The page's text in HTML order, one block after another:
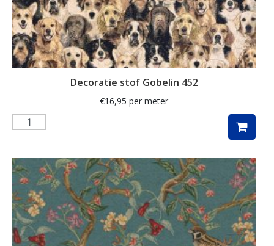
hertje
hijskraan
hollands
huizen
ijsbeer
indoor
kaart
kabouter
Decoratie stof Gobelin 452
€16,95 per meter